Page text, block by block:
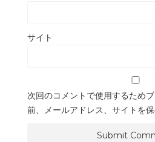
サイト
次回のコメントで使用するため
前、メールアドレス、サイトを保